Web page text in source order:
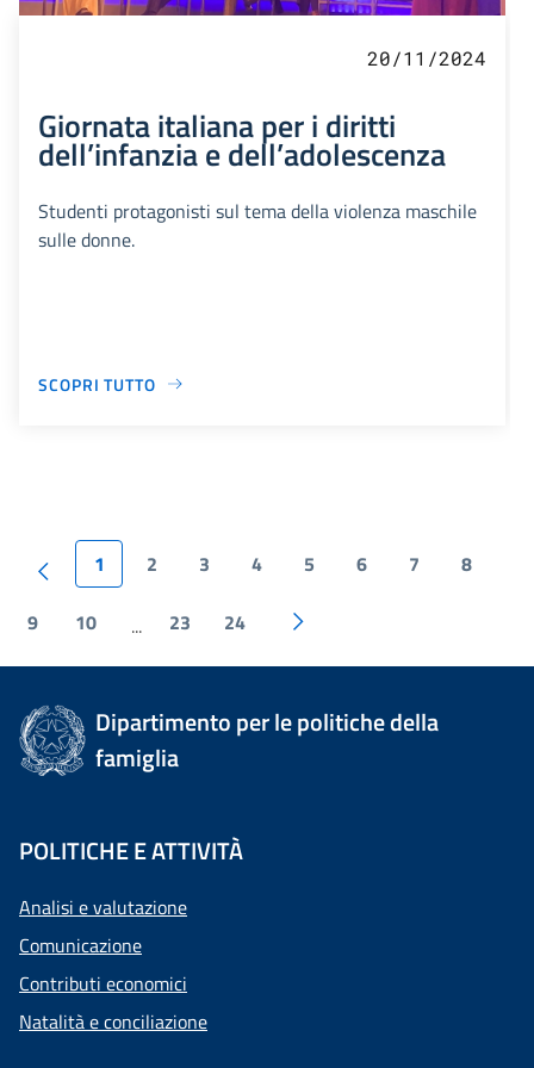
20/11/2024
Giornata italiana per i diritti
dell’infanzia e dell’adolescenza
Studenti protagonisti sul tema della violenza maschile
sulle donne.
SCOPRI TUTTO
1 2 3 4 5 6 7 8
9 10 ... 23 24
Dipartimento per le politiche della
famiglia
POLITICHE E ATTIVITÀ
Analisi e valutazione
Comunicazione
Contributi economici
Natalità e conciliazione